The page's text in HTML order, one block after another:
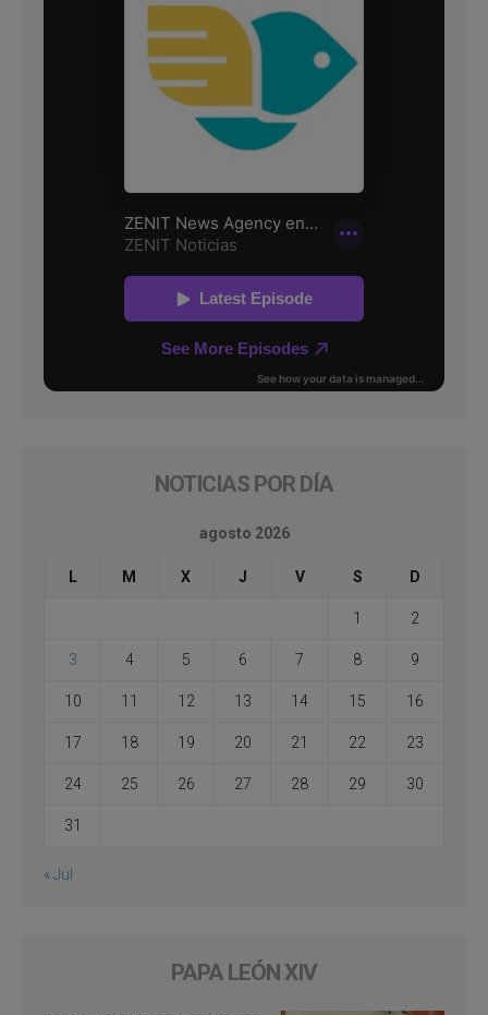
NOTICIAS POR DÍA
agosto 2026
L M X J V S D
1 2
3 4 5 6 7 8 9
10 11 12 13 14 15 16
17 18 19 20 21 22 23
24 25 26 27 28 29 30
31
« Jul
PAPA LEÓN XIV